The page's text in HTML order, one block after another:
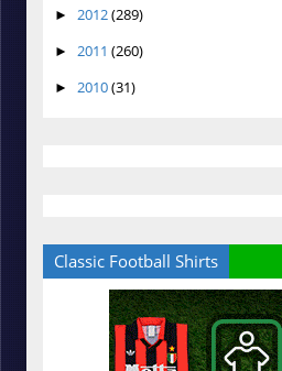
► 2012(289)
► 2011 (260)
► 2010(31)
Classic Football Shirts